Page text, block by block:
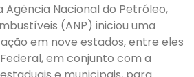
Nacional do Petróleo,
(ANP) iniciou uma
em nove estados, entre eles
em conjunto com a